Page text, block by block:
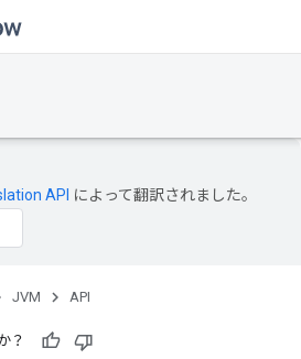
API によって翻訳されました。
JVM API
？